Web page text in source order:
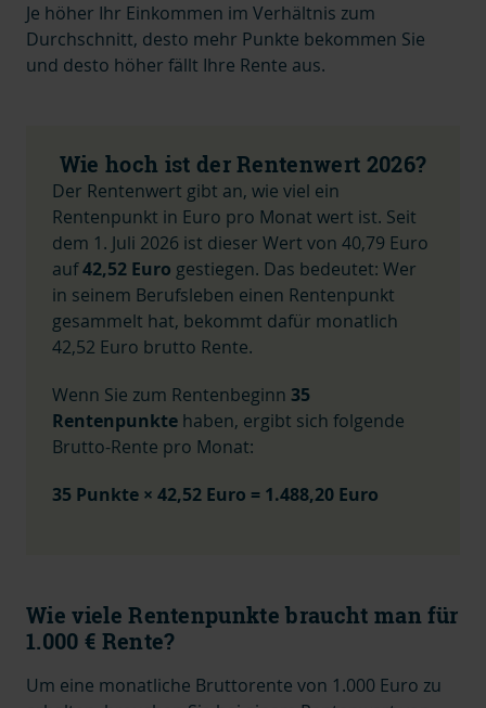
Je höher Ihr Einkommen im Verhältnis zum
Durchschnitt, desto mehr Punkte bekommen Sie
und desto höher fällt Ihre Rente aus.
Wie hoch ist der Rentenwert 2026?
Der Rentenwert gibt an, wie viel ein
Rentenpunkt in Euro pro Monat wert ist. Seit
dem 1. Juli 2026 ist dieser Wert von 40,79 Euro
auf42,52 Euro gestiegen. Das bedeutet: Wer
in seinem Berufsleben einen Rentenpunkt
gesammelt hat, bekommt dafür monatlich
42,52 Euro brutto Rente.
Wenn Sie zum Rentenbeginn 35
Rentenpunkte haben, ergibt sich folgende
Brutto-Rente pro Monat:
35 Punkte × 42,52 Euro = 1.488,20 Euro
Wie viele Rentenpunkte braucht man für
1.000 € Rente?
Um eine monatliche Bruttorente von 1.000 Euro zu